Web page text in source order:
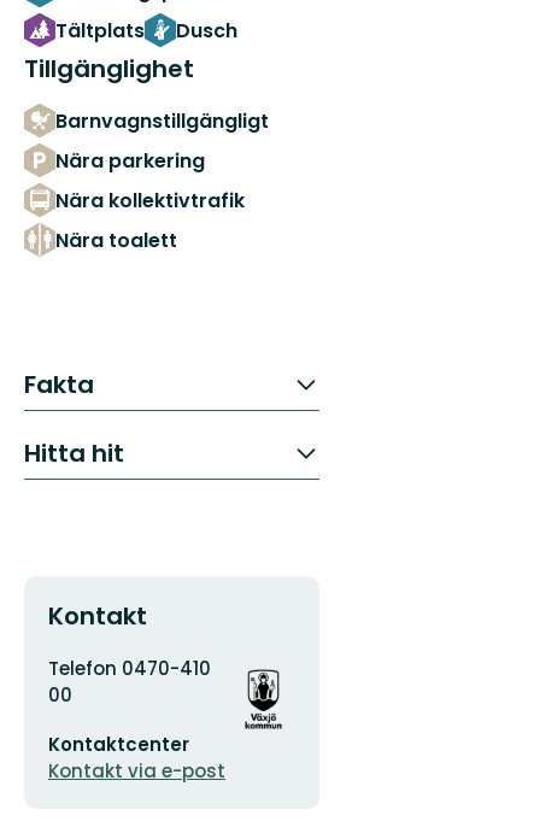
Tältplats
Dusch
Tillgänglighet
Barnvagnstillgängligt
Nära parkering
Nära kollektivtrafik
Nära toalett
Fakta
Hitta hit
Kontakt
Adress
Telefon 0470-410
00
postadress
Kontaktcenter
Kontakt via e-post
Organisationens
logotyp